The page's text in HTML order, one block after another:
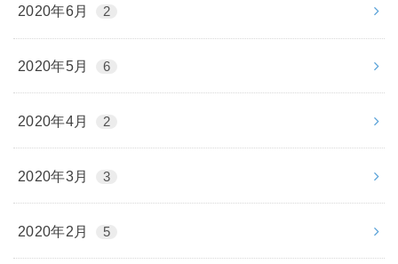
2020年6月 2
2020年5月 6
2020年4月 2
2020年3月 3
2020年2月 5